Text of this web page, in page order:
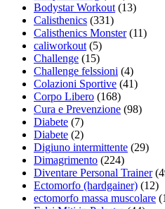
Bodystar Workout (13)
Calisthenics (331)
Calisthenics Monster(11)
caliworkout (5)
Challenge (15)
Challenge felssioni (4)
Colazioni Sportive (41)
Corpo Libero (168)
Cura e Prevenzione (98)
Diabete (7)
Diabete (2)
Digiuno intermittente (29)
Dimagrimento (224)
Diventare Personal Trainer
Ectomorfo (hardgainer) (12)
ectomorfo massa muscolare